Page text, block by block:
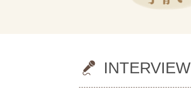
INTERVIEW